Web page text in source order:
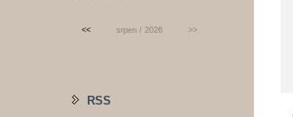
<< srpen / 2026 >>
RSS